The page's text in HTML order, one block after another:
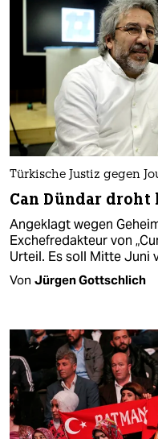
Türkische Justiz gegen
Can Dündar droht
Angeklagt wegen
Exchefredakteur von
Urteil. Es soll Mitte Juni
Von Jürgen Gottschlich